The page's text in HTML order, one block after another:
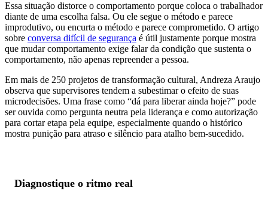
Essa situação distorce o comportamento porque coloca o trabalhador
diante de uma escolha falsa. Ou ele segue o método e parece
improdutivo, ou encurta o método e parece comprometido. O artigo
sobre conversa difícil de segurança é útil justamente porque mostra
que mudar comportamento exige falar da condição que sustenta o
comportamento, não apenas repreender a pessoa.
Em mais de 250 projetos de transformação cultural, Andreza Araujo
observa que supervisores tendem a subestimar o efeito de suas
microdecisões. Uma frase como “dá para liberar ainda hoje?” pode
ser ouvida como pergunta neutra pela liderança e como autorização
para cortar etapa pela equipe, especialmente quando o histórico
mostra punição para atraso e silêncio para atalho bem-sucedido.
Diagnostique o ritmo real